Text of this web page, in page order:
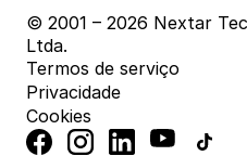
© 2001 – 2026 Nextar
Ltda.
Termos de serviço
Privacidade
Cookies